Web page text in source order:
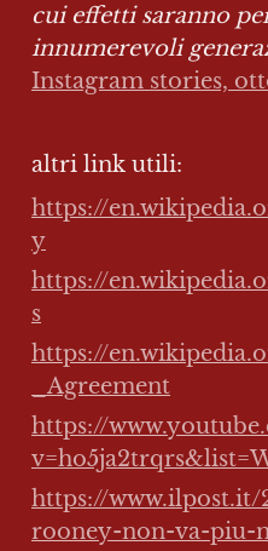
cui effetti saranno
innumerevoli
Instagram stories,
altri link utili:
https://
y
https://
s
https://
_Agreement
https://
https://
rooney-non-va-piu-